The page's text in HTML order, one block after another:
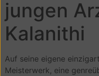
jungen
Kalanithi
Auf seine eigene
Meisterwerk, eine